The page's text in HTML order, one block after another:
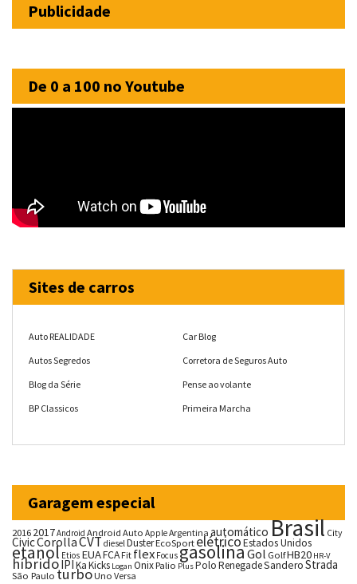
Publicidade
De 0 a 100 no Youtube
Sites de carros
Auto REALIDADE
Autos Segredos
Blog da Série
BP Classicos
Car Blog
Corretora de Seguros Auto
Pense ao volante
Primeira Marcha
Garagem especial
20162017Android Android Auto AppleArgentina automáticoBrasil City
CivicCorollaCVTdieselDusterEcoSportelétricoEstados Unidos
etanol Etios EUAFCA Fit flex FocusgasolinaGol GolfHB20 HR-V
híbridoIPIKaKicks Logan OnixPalio PlusPoloRenegadeSanderoStrada
São Paulo turboUno Versa